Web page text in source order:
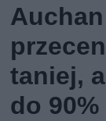
taniej,
do 90%